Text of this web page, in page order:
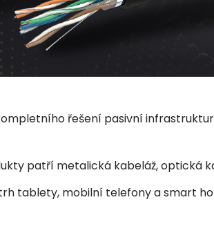
řešení pasivní
patří metalická kabeláž, optická
tablety, mobilní telefony a smart